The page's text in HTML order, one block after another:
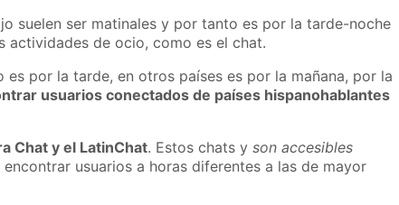
suelen ser matinales y por tanto es por la tarde-noche
actividades de ocio, como es el chat.
por la tarde, en otros países es por la mañana, por la
usuarios conectados de países hispanohablantes
Chat y el LatinChat. Estos chats yson accesibles
usuarios a horas diferentes a las de mayor